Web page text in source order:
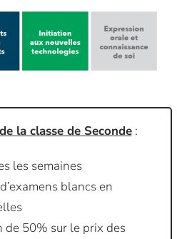
la classe de Seconde:
les semaines
blancs en
de 50% sur le prix des